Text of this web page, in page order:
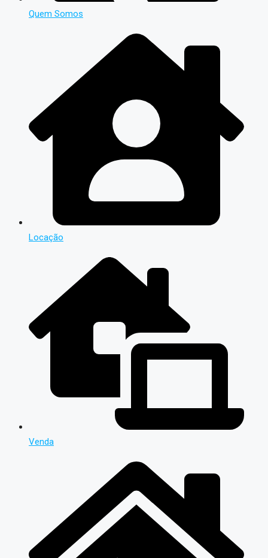
Quem Somos
Locação
Venda